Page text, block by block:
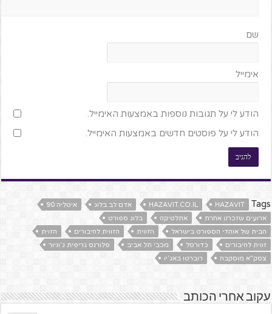
שם
אימייל
הודע לי על תגובות נוספות באמצעות האימייל.
הודע לי על פוסטים חדשים באמצעות האימייל.
Tags
HAZAVIT
HAZAVIT.CO.IL אדם לב בלוג
איטליה 90
ארועים שזכרנו אחרת
אתלטיקה
בלוג ספורט
הבית של אוהדי הספורט בישראל
הזווית הזווית לחיבורים
הזוית
זווית לחיבורים
כדורסל מכבי תל אביב
פלורנס גריפית ג'וניור
צסק"א מוסקבה
רוברטו באג'יו
עקוב אחרי הכותב